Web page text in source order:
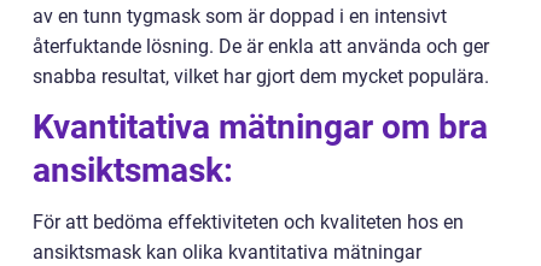
av en tunn tygmask som är doppad i en intensivt
återfuktande lösning. De är enkla att använda och ger
snabba resultat, vilket har gjort dem mycket populära.
Kvantitativa mätningar om bra
ansiktsmask:
För att bedöma effektiviteten och kvaliteten hos en
ansiktsmask kan olika kvantitativa mätningar